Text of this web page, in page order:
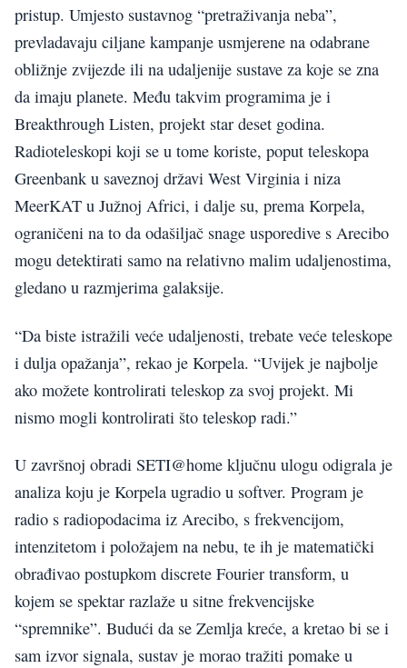
pristup. Umjesto sustavnog “pretraživanja neba”,
prevladavaju ciljane kampanje usmjerene na odabrane
obližnje zvijezde ili na udaljenije sustave za koje se zna
da imaju planete. Među takvim programima je i
Breakthrough Listen, projekt star deset godina.
Radioteleskopi koji se u tome koriste, poput teleskopa
Greenbank u saveznoj državi West Virginia i niza
MeerKAT u Južnoj Africi, i dalje su, prema Korpela,
ograničeni na to da odašiljač snage usporedive s Arecibo
mogu detektirati samo na relativno malim udaljenostima,
gledano u razmjerima galaksije.
“Da biste istražili veće udaljenosti, trebate veće teleskope
i dulja opažanja”, rekao je Korpela. “Uvijek je najbolje
ako možete kontrolirati teleskop za svoj projekt. Mi
nismo mogli kontrolirati što teleskop radi.”
U završnoj obradi SETI@home ključnu ulogu odigrala je
analiza koju je Korpela ugradio u softver. Program je
radio s radiopodacima iz Arecibo, s frekvencijom,
intenzitetom i položajem na nebu, te ih je matematički
obrađivao postupkom discrete Fourier transform, u
kojem se spektar razlaže u sitne frekvencijske
“spremnike”. Budući da se Zemlja kreće, a kretao bi se i
sam izvor signala, sustav je morao tražiti pomake u